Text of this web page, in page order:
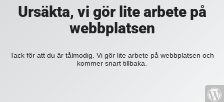
Ursäkta, vi gör lite arbete på
webbplatsen
Tack för att du är tålmodig. Vi gör lite arbete på webbplatsen och
kommer snart tillbaka.